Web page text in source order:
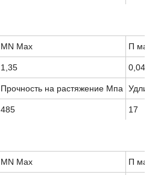
MN Max П макс
1,35 0,04
Прочность на растяжение Мпа
485 17
MN Max П макс